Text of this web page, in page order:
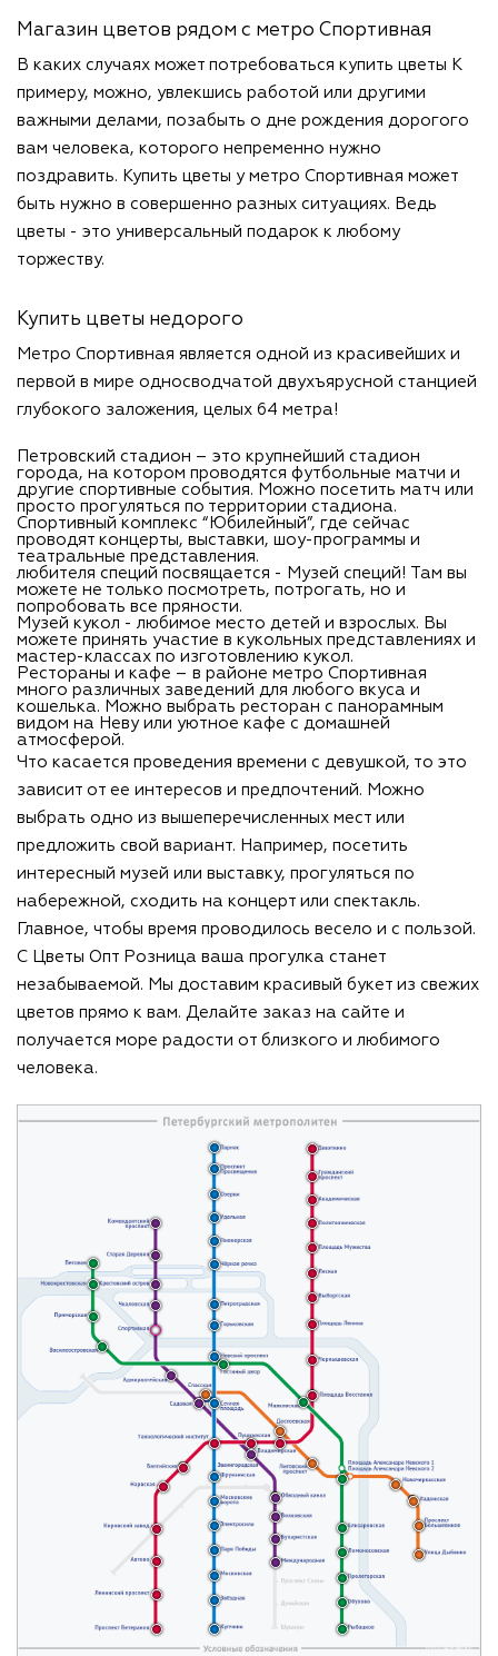
Магазин цветов рядом с метро Спортивная
В каких случаях может потребоваться купить цветы К
примеру, можно, увлекшись работой или другими
важными делами, позабыть о дне рождения дорогого
вам человека, которого непременно нужно
поздравить. Купить цветы у метро Спортивная может
быть нужно в совершенно разных ситуациях. Ведь
цветы - это универсальный подарок к любому
торжеству.
Купить цветы недорого
Метро Спортивная является одной из красивейших и
первой в мире односводчатой двухъярусной станцией
глубокого заложения, целых 64 метра!
Петровский стадион – это крупнейший стадион
города, на котором проводятся футбольные матчи и
другие спортивные события. Можно посетить матч или
просто прогуляться по территории стадиона.
Спортивный комплекс “Юбилейный”, где сейчас
проводят концерты, выставки, шоу-программы и
театральные представления.
любителя специй посвящается - Музей специй! Там вы
можете не только посмотреть, потрогать, но и
попробовать все пряности.
Музей кукол - любимое место детей и взрослых. Вы
можете принять участие в кукольных представлениях и
мастер-классах по изготовлению кукол.
Рестораны и кафе – в районе метро Спортивная
много различных заведений для любого вкуса и
кошелька. Можно выбрать ресторан с панорамным
видом на Неву или уютное кафе с домашней
атмосферой.
Что касается проведения времени с девушкой, то это
зависит от ее интересов и предпочтений. Можно
выбрать одно из вышеперечисленных мест или
предложить свой вариант. Например, посетить
интересный музей или выставку, прогуляться по
набережной, сходить на концерт или спектакль.
Главное, чтобы время проводилось весело и с пользой.
С Цветы Опт Розница ваша прогулка станет
незабываемой. Мы доставим красивый букет из свежих
цветов прямо к вам. Делайте заказ на сайте и
получается море радости от близкого и любимого
человека.